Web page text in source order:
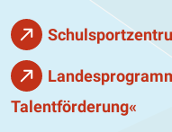
Talentförderung«